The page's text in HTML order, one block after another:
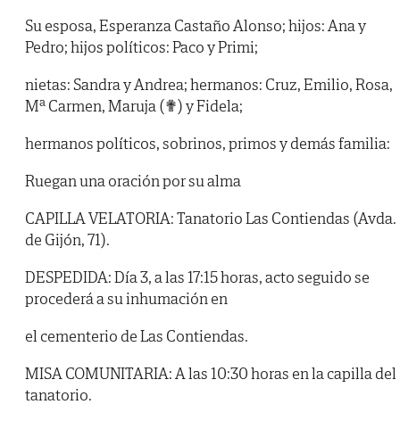
Su esposa, Esperanza Castaño Alonso; hijos: Ana y
Pedro; hijos políticos: Paco y Primi;
nietas: Sandra y Andrea; hermanos: Cruz, Emilio, Rosa,
Mª Carmen, Maruja (✟) y Fidela;
hermanos políticos, sobrinos, primos y demás familia:
Ruegan una oración por su alma
CAPILLA VELATORIA: Tanatorio Las Contiendas (Avda.
de Gijón, 71).
DESPEDIDA: Día 3, a las 17:15 horas, acto seguido se
procederá a su inhumación en
el cementerio de Las Contiendas.
MISA COMUNITARIA: A las 10:30 horas en la capilla del
tanatorio.